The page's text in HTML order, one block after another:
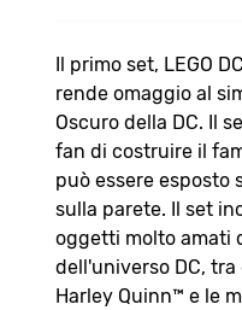
Il primo set, LEGO
rende omaggio al
Oscuro della DC. Il
fan di costruire il
può essere esposto
sulla parete. Il set
oggetti molto amati
dell'universo DC,
Harley Quinn™ e le